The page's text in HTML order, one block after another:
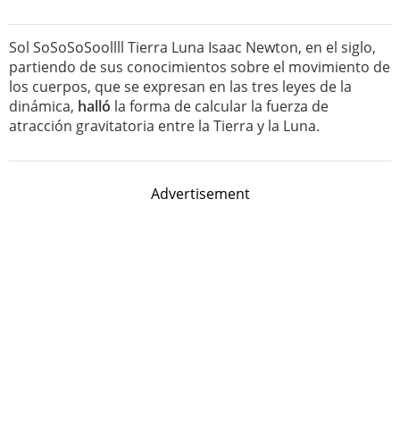
Sol SoSoSoSoollll Tierra Luna Isaac Newton, en el siglo,
partiendo de sus conocimientos sobre el movimiento de
los cuerpos, que se expresan en las tres leyes de la
dinámica, halló la forma de calcular la fuerza de
atracción gravitatoria entre la Tierra y la Luna.
Advertisement